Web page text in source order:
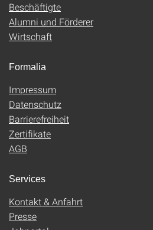
Beschäftigte
Alumni und Förderer
Wirtschaft
Formalia
Impressum
Datenschutz
Barrierefreiheit
Zertifikate
AGB
Services
Kontakt & Anfahrt
Presse